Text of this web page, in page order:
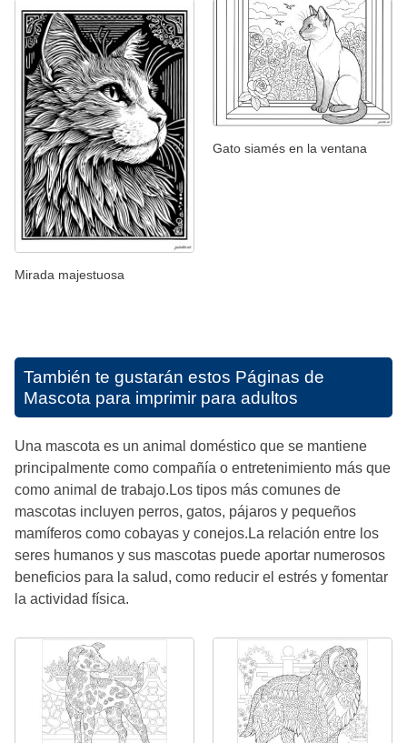
Mirada majestuosa
Gato siamés en la ventana
También te gustarán estos Páginas de
Mascota para imprimir para adultos
Una mascota es un animal doméstico que se mantiene
principalmente como compañía o entretenimiento más que
como animal de trabajo.Los tipos más comunes de
mascotas incluyen perros, gatos, pájaros y pequeños
mamíferos como cobayas y conejos.La relación entre los
seres humanos y sus mascotas puede aportar numerosos
beneficios para la salud, como reducir el estrés y fomentar
la actividad física.